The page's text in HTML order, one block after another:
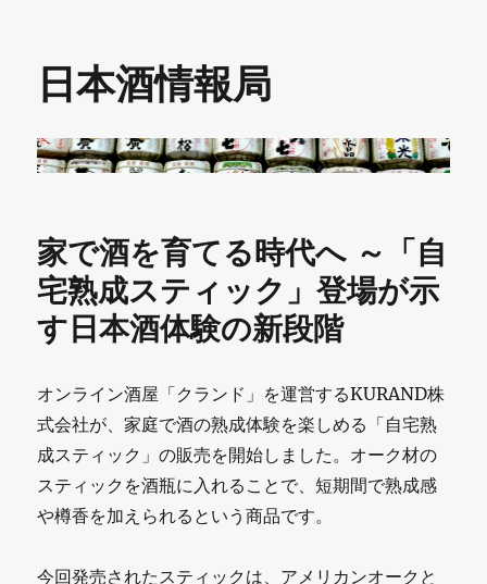
日本酒情報局
家で酒を育てる時代へ ～「自
宅熟成スティック」登場が示
す日本酒体験の新段階
オンライン酒屋「クランド」を運営するKURAND株
式会社が、家庭で酒の熟成体験を楽しめる「自宅熟
成スティック」の販売を開始しました。オーク材の
スティックを酒瓶に入れることで、短期間で熟成感
や樽香を加えられるという商品です。
今回発売されたスティックは、アメリカンオークと